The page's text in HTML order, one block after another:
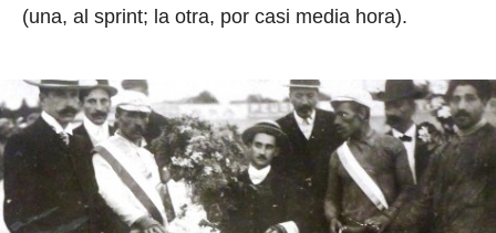
(una, al sprint; la otra, por casi media hora).